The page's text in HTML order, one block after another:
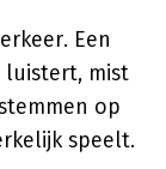
Een
luistert, mist
op
speelt.